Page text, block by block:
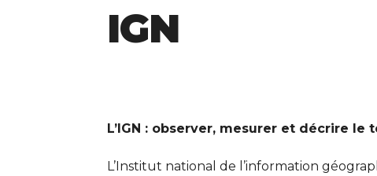
IGN
L’IGN : observer, mesurer et décrire le
L’Institut national de l’information